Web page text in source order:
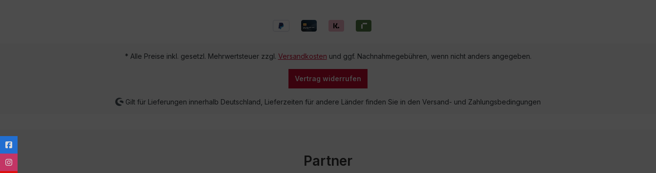
* Alle Preise inkl. gesetzl. Mehrwertsteuer zzgl. Versandkosten und ggf. Nachnahmegebühren, wenn nicht anders angegeben.
Vertrag widerrufen
Gilt für Lieferungen innerhalb Deutschland, Lieferzeiten für andere Länder finden Sie in den Versand- und Zahlungsbedingungen
Partner